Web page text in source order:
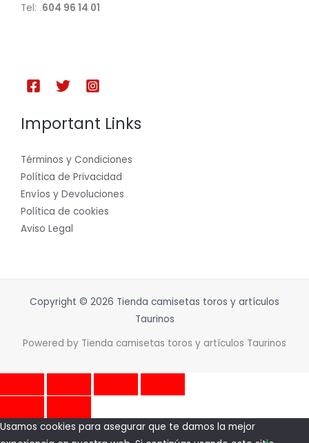
Tel: 604 96 14 01
Important Links
Términos y Condiciones
Política de Privacidad
Envíos y Devoluciones
Política de cookies
Aviso Legal
Copyright © 2026 Tienda camisetas toros y artículos
Taurinos
Powered by Tienda camisetas toros y artículos Taurinos
Usamos cookies para asegurar que te damos la mejor